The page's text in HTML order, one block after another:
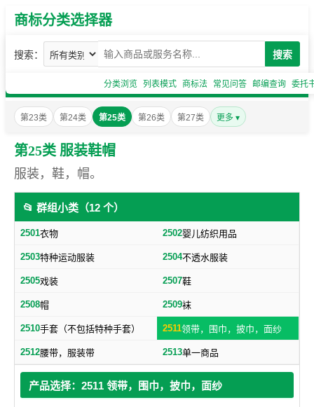
商标分类选择器
搜索： 搜索
分类浏览 列表模式 商标法 常见问答 邮编查询 委托
第23类 第24类 第25类 第26类 第27类 更多 ▾
第25类 服装鞋帽
服装，鞋，帽。
📂 群组小类（12 个）
2501衣物 2502婴儿纺织用品
2503特种运动服装 2504不透水服装
2505戏装 2507鞋
2508帽 2509袜
2510手套（不包括特种手套） 2511领带，围巾，披巾，面纱
2512腰带，服装带 2513单一商品
产品选择：2511 领带，围巾，披巾，面纱